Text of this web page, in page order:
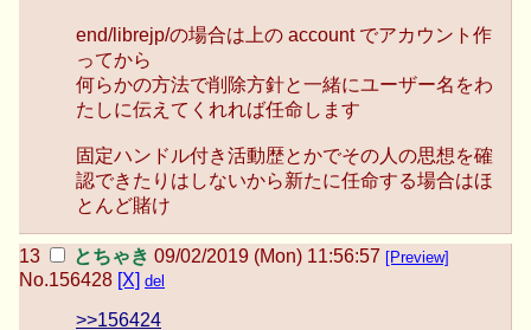
end/librejp/の場合は上の account でアカウント作
ってから
何らかの方法で削除方針と一緒にユーザー名をわ
たしに伝えてくれれば任命します
固定ハンドル付き活動歴とかでその人の思想を確
認できたりはしないから新たに任命する場合はほ
とんど賭け
とちゃき 09/02/2019 (Mon) 11:56:57 [Preview]
No.156428 [X] del
>>156424